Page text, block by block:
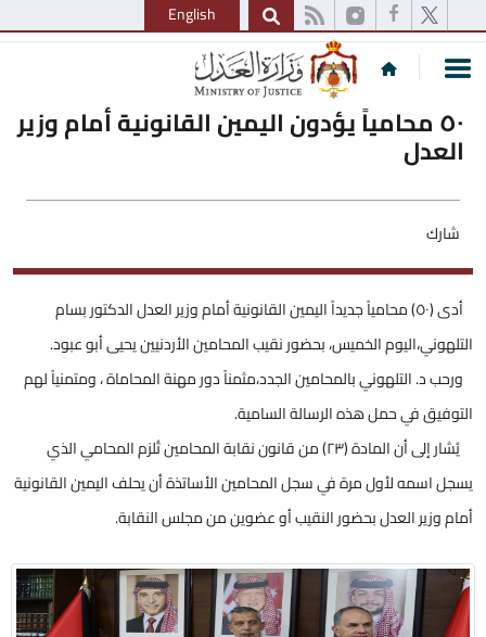
English
٥٠ محامياً يؤدون اليمين القانونية أمام وزير
العدل
شارك
أدى (٥٠) محامياً جديداً اليمين القانونية أمام وزير العدل الدكتور بسام
التلهوني،اليوم الخميس، بحضور نقيب المحامين الأردنيين يحيى أبو عبود.
ورحب د. التلهوني بالمحامين الجدد،مثمناً دور مهنة المحاماة ، ومتمنياً لهم
التوفيق في حمل هذه الرسالة السامية.
يُشار إلى أن المادة (٢٣) من قانون نقابة المحامين تُلزم المحامي الذي
يسجل اسمه لأول مرة في سجل المحامين الأساتذة أن يحلف اليمين القانونية
أمام وزير العدل بحضور النقيب أو عضوين من مجلس النقابة.